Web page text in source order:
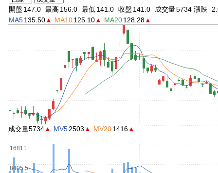
開盤 147.0 最高 156.0 最低141.0 收盤 141.0 成交量5734 漲跌 -
MA5135.50▲ MA10125.10▲ MA20128.28▲
8405.5
16811
成交量5734▲ MV52503 ▲ MV201416▲